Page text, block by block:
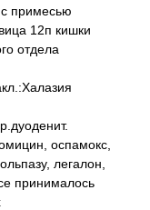
примесью
12п кишки
отдела
оспамокс,
легалон,
принималось